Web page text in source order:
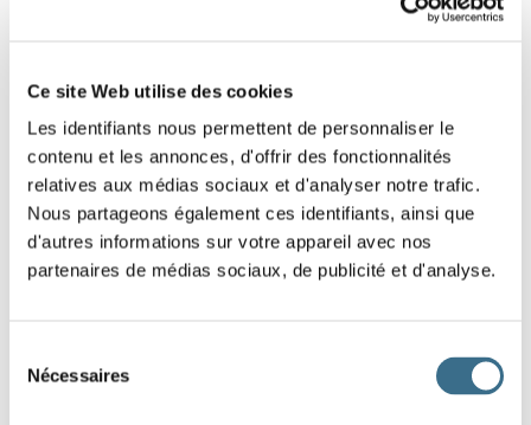
Ce site Web utilise des cookies
Les identifiants nous permettent de personnaliser le
contenu et les annonces, d'offrir des fonctionnalités
relatives aux médias sociaux et d'analyser notre trafic.
Nous partageons également ces identifiants, ainsi que
d'autres informations sur votre appareil avec nos
partenaires de médias sociaux, de publicité et d'analyse.
Nécessaires
Les films de louis de Funès
A
V
Aile ou la Cuisse (l')
Gendarme de Saint-Tropez (le)